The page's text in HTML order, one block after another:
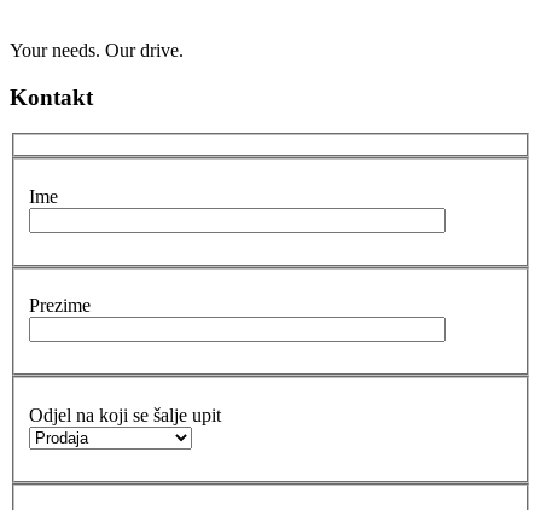
Your needs. Our drive.
Kontakt
Ime
Prezime
Odjel na koji se šalje upit